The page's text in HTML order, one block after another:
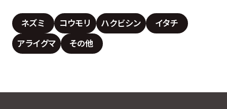
ネズミ コウモリ ハクビシン
イタチ
アライグマ
その他